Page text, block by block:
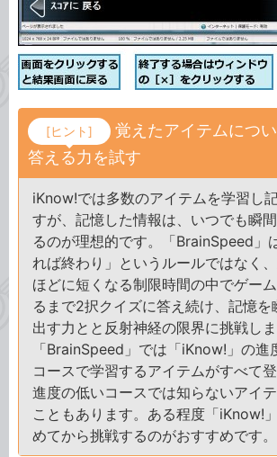
[ヒント]
覚えたアイテムにつ
答える力を試す
iKnow!では多数のアイテムを学習し
すが、記憶した情報は、いつでも瞬
るのが理想的です。「BrainSpeed」
れば終わり」というルールではなく
ほどに短くなる制限時間の中でゲー
るまで2択クイズに答え続け、記憶を
出す力とと反射神経の限界に挑戦し
「BrainSpeed」では「iKnow!」の進
コースで学習するアイテムがすべて登
進度の低いコースでは知らないアイ
こともあります。ある程度「iKnow!
めてから挑戦するのがおすすめです。